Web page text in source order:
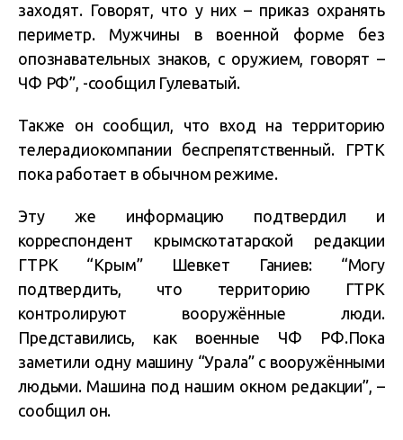
заходят. Говорят, что у них – приказ охранять
периметр. Мужчины в военной форме без
опознавательных знаков, с оружием, говорят –
ЧФ РФ”, -сообщил Гулеватый.
Также он сообщил, что вход на территорию
телерадиокомпании беспрепятственный. ГРТК
пока работает в обычном режиме.
Эту же информацию подтвердил и
корреспондент крымскотатарской редакции
ГТРК “Крым” Шевкет Ганиев: “Могу
подтвердить, что территорию ГТРК
контролируют вооружённые люди.
Представились, как военные ЧФ РФ.Пока
заметили одну машину “Урала” с вооружёнными
людьми. Машина под нашим окном редакции”, –
сообщил он.